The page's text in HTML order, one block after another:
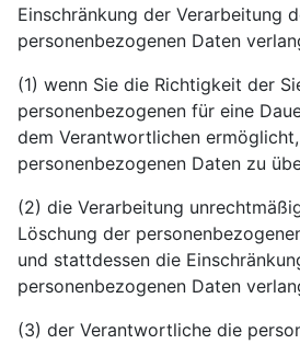
Einschränkung der Verarbeitung
personenbezogenen Daten
(1) wenn Sie die Richtigkeit der
personenbezogenen für eine
dem Verantwortlichen
personenbezogenen Daten zu
(2) die Verarbeitung
Löschung der
und stattdessen die
personenbezogenen Daten
(3) der Verantwortliche die